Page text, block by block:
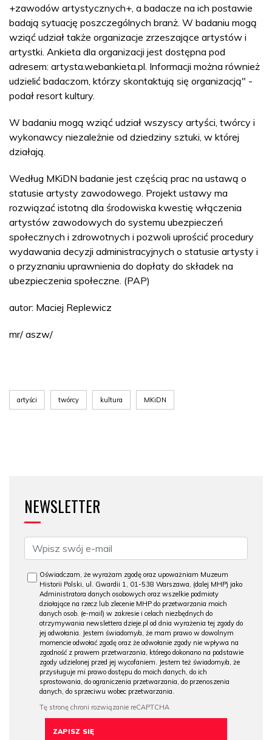
+zawodów artystycznych+, a badacze na ich postawie
badają sytuację poszczególnych branż. W badaniu mogą
wziąć udział także organizacje zrzeszające artystów i
artystki. Ankieta dla organizacji jest dostępna pod
adresem: artysta.webankieta.pl. Informacji można również
udzielić badaczom, którzy skontaktują się organizacją" -
podał resort kultury.
W badaniu mogą wziąć udział wszyscy artyści, twórcy i
wykonawcy niezależnie od dziedziny sztuki, w której
działają.
Według MKiDN badanie jest częścią prac na ustawą o
statusie artysty zawodowego. Projekt ustawy ma
rozwiązać istotną dla środowiska kwestię włączenia
artystów zawodowych do systemu ubezpieczeń
społecznych i zdrowotnych i pozwoli uprościć procedury
wydawania decyzji administracyjnych o statusie artysty i
o przyznaniu uprawnienia do dopłaty do składek na
ubezpieczenia społeczne. (PAP)
autor: Maciej Replewicz
mr/ aszw/
artyści twórcy kultura MKiDN
NEWSLETTER
Oświadczam, że wyrażam zgodę oraz upoważniam Muzeum
Historii Polski, ul. Gwardii 1, 01-538 Warszawa, (dalej MHP) jako
Administratora danych osobowych oraz wszelkie podmioty
działające na rzecz lub zlecenie MHP do przetwarzania moich
danych osob. (e-mail) w zakresie i celach niezbędnych do
otrzymywania newslettera dzieje.pl od dnia wyrażenia tej zgody do
jej odwołania. Jestem świadomy/a, że mam prawo w dowolnym
momencie odwołać zgodę oraz że odwołanie zgody nie wpływa na
zgodność z prawem przetwarzania, którego dokonano na podstawie
zgody udzielonej przed jej wycofaniem. Jestem też świadomy/a, że
przysługuje mi prawo dostępu do moich danych, do ich
sprostowania, do ograniczenia przetwarzania, do przenoszenia
danych, do sprzeciwu wobec przetwarzania.